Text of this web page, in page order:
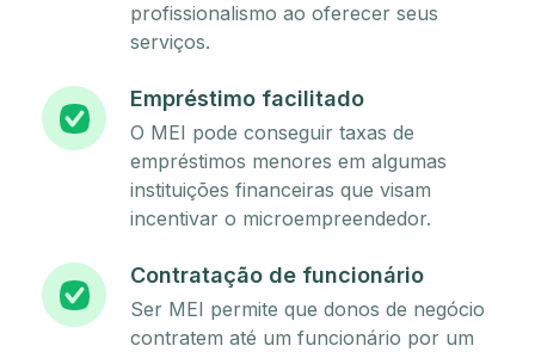
profissionalismo ao oferecer seus
serviços.
Empréstimo facilitado
O MEI pode conseguir taxas de
empréstimos menores em algumas
instituições financeiras que visam
incentivar o microempreendedor.
Contratação de funcionário
Ser MEI permite que donos de negócio
contratem até um funcionário por um